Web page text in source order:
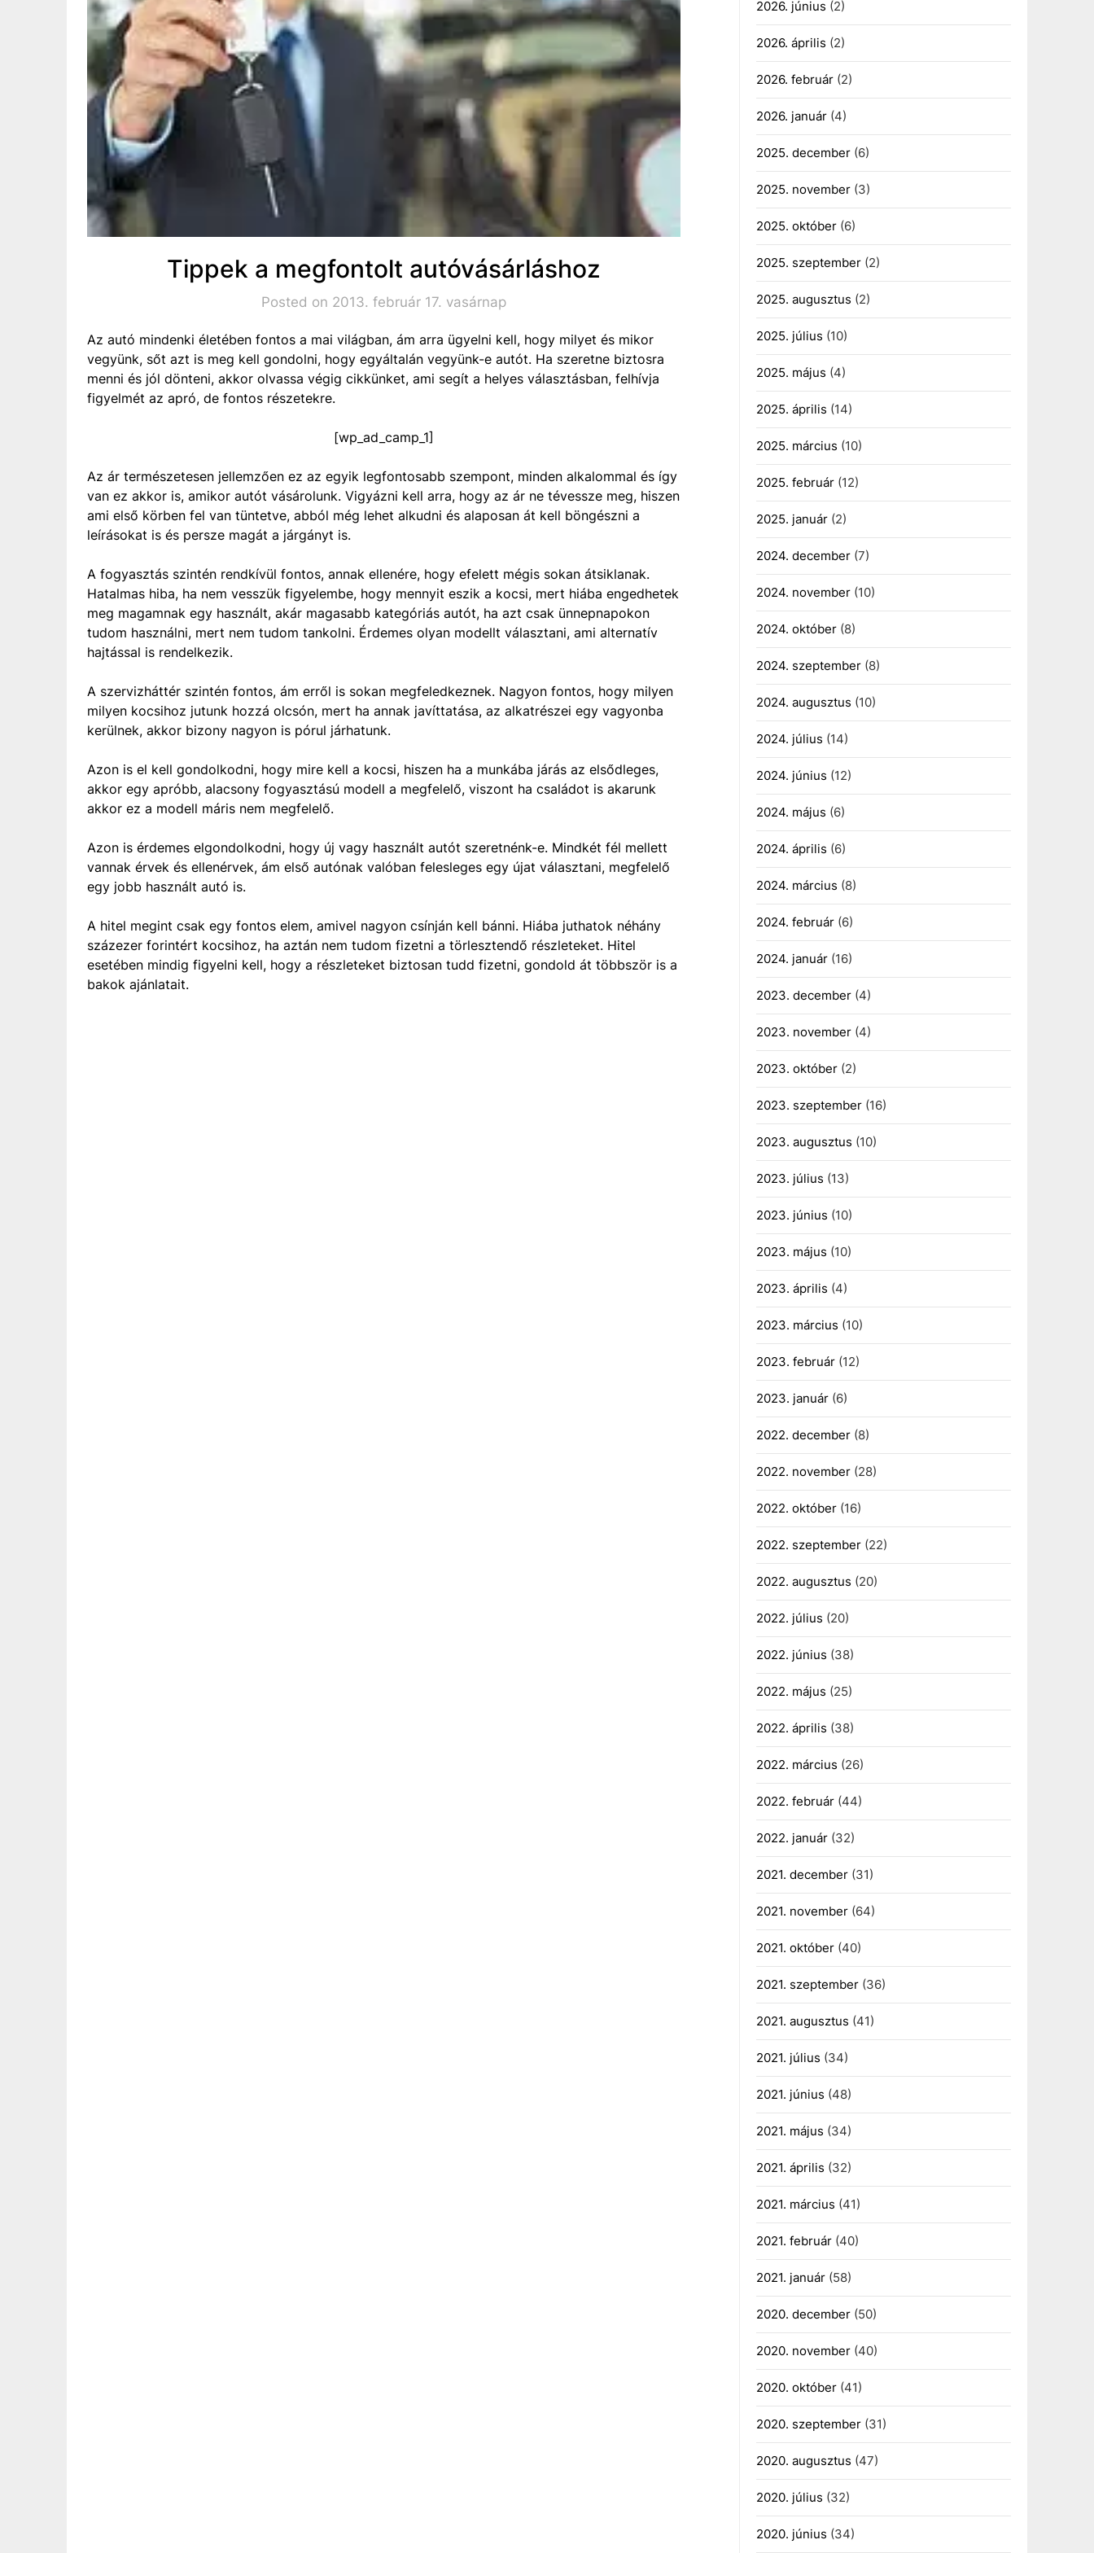
Tippek a megfontolt autóvásárláshoz
Posted on 2013. február 17. vasárnap
Az autó mindenki életében fontos a mai világban, ám arra ügyelni kell, hogy milyet és mikor
vegyünk, sőt azt is meg kell gondolni, hogy egyáltalán vegyünk-e autót. Ha szeretne biztosra
menni és jól dönteni, akkor olvassa végig cikkünket, ami segít a helyes választásban, felhívja
figyelmét az apró, de fontos részetekre.
[wp_ad_camp_1]
Az ár természetesen jellemzően ez az egyik legfontosabb szempont, minden alkalommal és így
van ez akkor is, amikor autót vásárolunk. Vigyázni kell arra, hogy az ár ne tévessze meg, hiszen
ami első körben fel van tüntetve, abból még lehet alkudni és alaposan át kell böngészni a
leírásokat is és persze magát a járgányt is.
A fogyasztás szintén rendkívül fontos, annak ellenére, hogy efelett mégis sokan átsiklanak.
Hatalmas hiba, ha nem vesszük figyelembe, hogy mennyit eszik a kocsi, mert hiába engedhetek
meg magamnak egy használt, akár magasabb kategóriás autót, ha azt csak ünnepnapokon
tudom használni, mert nem tudom tankolni. Érdemes olyan modellt választani, ami alternatív
hajtással is rendelkezik.
A szervizháttér szintén fontos, ám erről is sokan megfeledkeznek. Nagyon fontos, hogy milyen
milyen kocsihoz jutunk hozzá olcsón, mert ha annak javíttatása, az alkatrészei egy vagyonba
kerülnek, akkor bizony nagyon is pórul járhatunk.
Azon is el kell gondolkodni, hogy mire kell a kocsi, hiszen ha a munkába járás az elsődleges,
akkor egy apróbb, alacsony fogyasztású modell a megfelelő, viszont ha családot is akarunk
akkor ez a modell máris nem megfelelő.
Azon is érdemes elgondolkodni, hogy új vagy használt autót szeretnénk-e. Mindkét fél mellett
vannak érvek és ellenérvek, ám első autónak valóban felesleges egy újat választani, megfelelő
egy jobb használt autó is.
A hitel megint csak egy fontos elem, amivel nagyon csínján kell bánni. Hiába juthatok néhány
százezer forintért kocsihoz, ha aztán nem tudom fizetni a törlesztendő részleteket. Hitel
esetében mindig figyelni kell, hogy a részleteket biztosan tudd fizetni, gondold át többször is a
bakok ajánlatait.
2026. június (2)
2026. április (2)
2026. február(2)
2026. január(4)
2025. december(6)
2025. november(3)
2025. október(6)
2025. szeptember(2)
2025. augusztus (2)
2025. július (10)
2025. május (4)
2025. április (14)
2025. március (10)
2025. február(12)
2025. január(2)
2024. december(7)
2024. november(10)
2024. október(8)
2024. szeptember(8)
2024. augusztus (10)
2024. július (14)
2024. június (12)
2024. május (6)
2024. április (6)
2024. március (8)
2024. február(6)
2024. január(16)
2023. december(4)
2023. november(4)
2023. október(2)
2023. szeptember(16)
2023. augusztus (10)
2023. július (13)
2023. június (10)
2023. május (10)
2023. április (4)
2023. március (10)
2023. február(12)
2023. január(6)
2022. december(8)
2022. november(28)
2022. október(16)
2022. szeptember(22)
2022. augusztus (20)
2022. július (20)
2022. június (38)
2022. május (25)
2022. április (38)
2022. március (26)
2022. február(44)
2022. január(32)
2021. december(31)
2021. november(64)
2021. október(40)
2021. szeptember(36)
2021. augusztus (41)
2021. július (34)
2021. június (48)
2021. május (34)
2021. április (32)
2021. március (41)
2021. február(40)
2021. január(58)
2020. december(50)
2020. november(40)
2020. október(41)
2020. szeptember(31)
2020. augusztus (47)
2020. július (32)
2020. június (34)